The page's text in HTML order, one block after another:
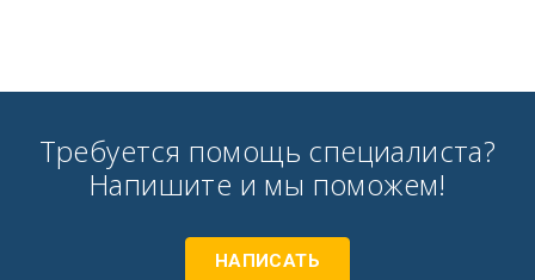
Требуется помощь специалиста?
Напишите и мы поможем!
НАПИСАТЬ